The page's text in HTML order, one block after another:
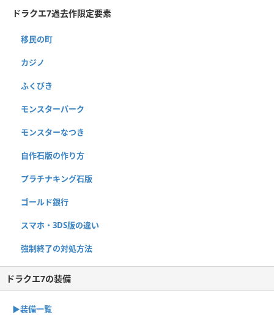
ドラクエ7過去作限定要素
移民の町
カジノ
ふくびき
モンスターパーク
モンスターなつき
自作石版の作り方
プラチナキング石版
ゴールド銀行
スマホ・3DS版の違い
強制終了の対処方法
ドラクエ7の装備
▶︎装備一覧